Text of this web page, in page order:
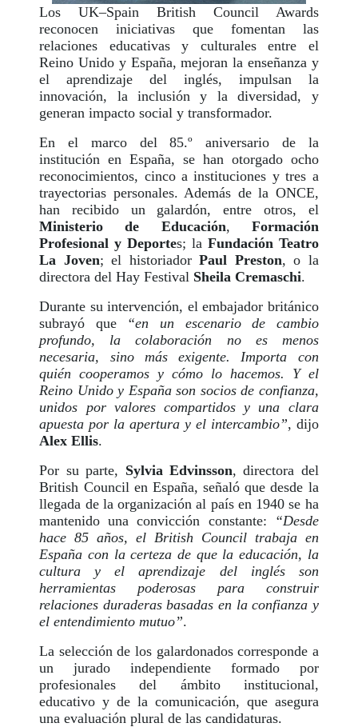
Los UK–Spain British Council Awards
reconocen iniciativas que fomentan las
relaciones educativas y culturales entre el
Reino Unido y España, mejoran la enseñanza y
el aprendizaje del inglés, impulsan la
innovación, la inclusión y la diversidad, y
generan impacto social y transformador.
En el marco del 85.º aniversario de la
institución en España, se han otorgado ocho
reconocimientos, cinco a instituciones y tres a
trayectorias personales. Además de la ONCE,
han recibido un galardón, entre otros, el
Ministerio de Educación, Formación
Profesional y Deportes; la Fundación Teatro
La Joven; el historiadorPaul Preston, o la
directora del Hay Festival Sheila Cremaschi.
Durante su intervención, el embajador británico
subrayó que “en un escenario de cambio
profundo, la colaboración no es menos
necesaria, sino más exigente. Importa con
quién cooperamos y cómo lo hacemos. Y el
Reino Unido y España son socios de confianza,
unidos por valores compartidos y una clara
apuesta por la apertura y el intercambio”, dijo
Alex Ellis.
Por su parte, Sylvia Edvinsson, directora del
British Council en España, señaló que desde la
llegada de la organización al país en 1940 se ha
mantenido una convicción constante:
“Desde
hace 85 años, el British Council trabaja en
España con la certeza de que la educación, la
cultura y el aprendizaje del inglés son
herramientas poderosas para construir
relaciones duraderas basadas en la confianza y
el entendimiento mutuo”.
La selección de los galardonados corresponde a
un jurado independiente formado por
profesionales del ámbito institucional,
educativo y de la comunicación, que asegura
una evaluación plural de las candidaturas.